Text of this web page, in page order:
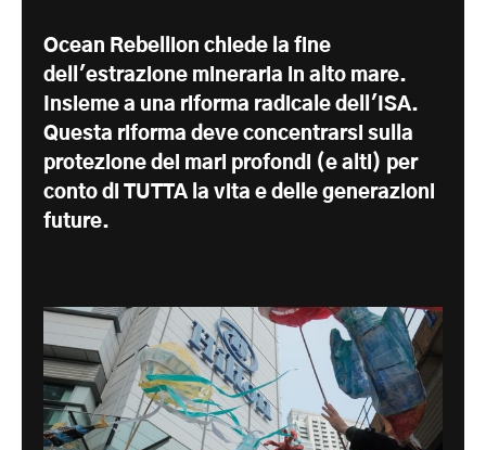
Ocean Rebellion chiede la fine
dell'estrazione mineraria in alto mare.
Insieme a una riforma radicale dell'ISA.
Questa riforma deve concentrarsi sulla
protezione dei mari profondi (e alti) per
conto di TUTTA la vita e delle generazioni
future.